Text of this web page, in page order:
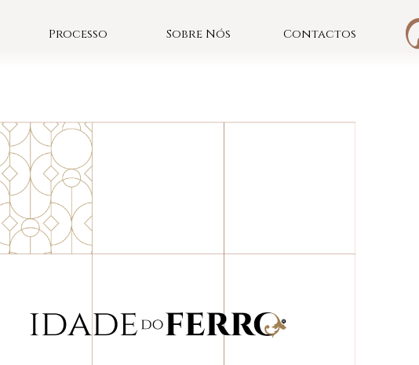
Processo Sobre Nós Contactos